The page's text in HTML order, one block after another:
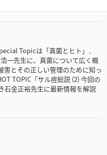
Topicは「真菌とヒト」．
一先生に、真菌について広く概
とその正しい管理のために知っ
TOPIC「サル痘総説 (2) 今回の
石金正裕先生に最新情報を解説